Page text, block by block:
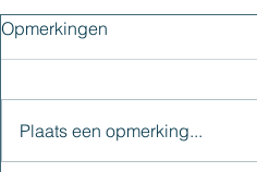
Opmerkingen
Plaats een opmerking...